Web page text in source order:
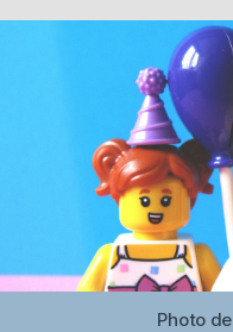
Photo de